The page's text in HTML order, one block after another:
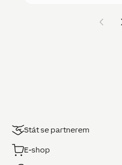
Stát se partnerem
E-shop